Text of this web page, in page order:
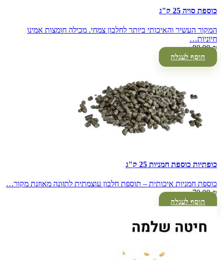
כוספת סויה 25 ק"ג
המקור העשיר והאיכותי ביותר לחלבון צמחי. מכילה חומצות אמינו
חיוניות…
80.00₪
הוסף לעגלה
כופתיות כוספת חמניות 25 ק"ג
כוספת חמניות איכותית – תוספת חלבון עוצמתית לתזונה מאוזנת מקור…
70.00₪
הוסף לעגלה